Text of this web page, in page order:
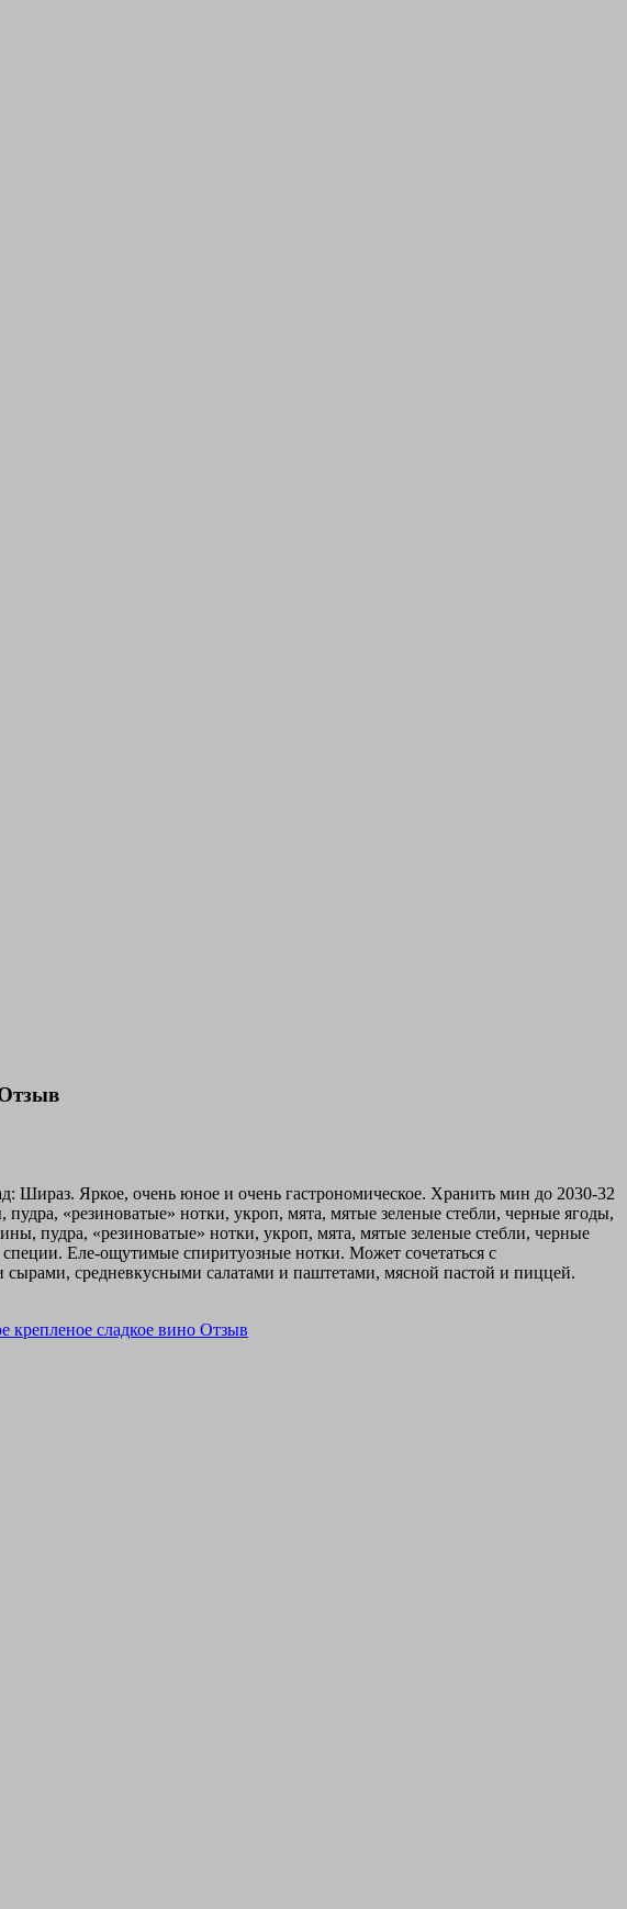
Шираз. Яркое, очень юное и очень гастрономическое. Хранить мин до 2030-32
«резиноватые» нотки, укроп, мята, мятые зеленые стебли, черные ягоды,
пудра, «резиноватые» нотки, укроп, мята, мятые зеленые стебли, черные
Еле-ощутимые спиритуозные нотки. Может сочетаться с
средневкусными салатами и паштетами, мясной пастой и пиццей.